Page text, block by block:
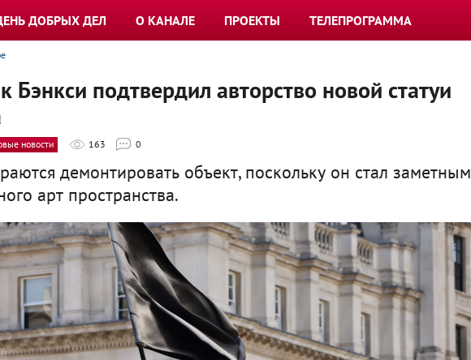
ДОБРЫХ ДЕЛ О КАНАЛЕ ПРОЕКТЫ ТЕЛЕПРОГРАММА
подтвердил авторство новой статуи
новости 163 0
демонтировать объект, поскольку он стал заметным
арт пространства.